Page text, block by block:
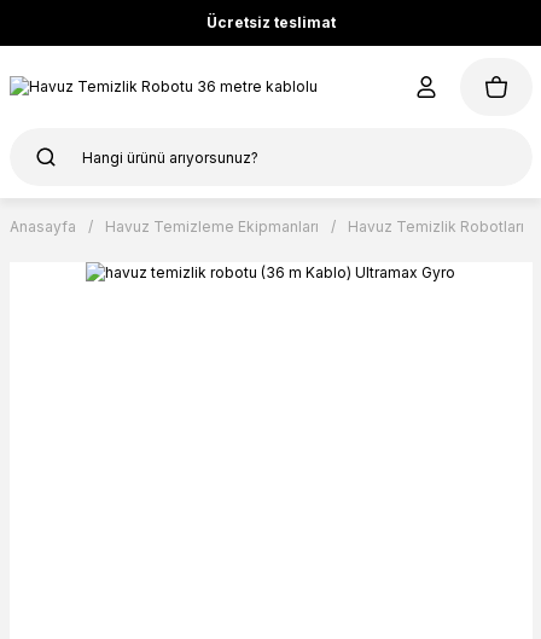
Ücretsiz teslimat
Anasayfa Havuz Temizleme Ekipmanları Havuz Temizlik Robotları